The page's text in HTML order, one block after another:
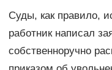
Суды, как правило,
работник написал
собственноручно